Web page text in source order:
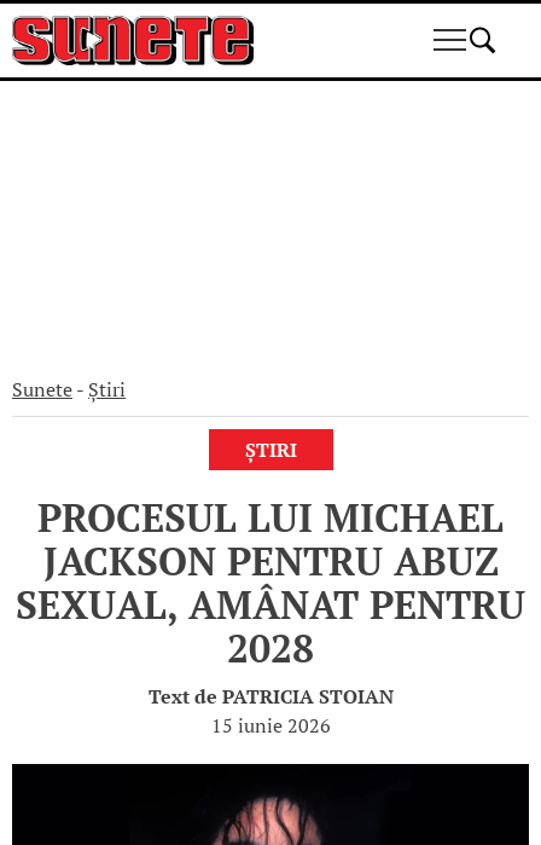
Sunete- Știri
ȘTIRI
PROCESUL LUI MICHAEL
JACKSON PENTRU ABUZ
SEXUAL, AMÂNAT PENTRU
2028
Text de PATRICIA STOIAN
15 iunie 2026